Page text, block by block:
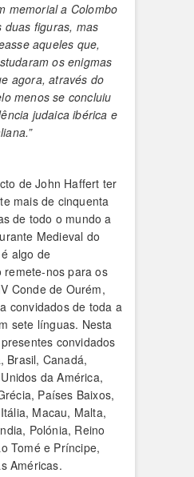
memorial a Colombo
duas figuras, mas
aqueles que,
os enigmas
agora, através do
menos se concluiu
judaica ibérica e
de John Haffert ter
mais de cinquenta
de todo o mundo a
Medieval do
algo de
nos para os
Conde de Ourém,
convidados de toda a
sete línguas. Nesta
convidados
Brasil, Canadá,
da América,
Países Baixos,
Macau, Malta,
Polónia, Reino
Tomé e Príncipe,
Américas.